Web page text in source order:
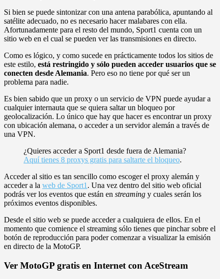
Si bien se puede sintonizar con una antena parabólica, apuntando al
satélite adecuado, no es necesario hacer malabares con ella.
Afortunadamente para el resto del mundo, Sport1 cuenta con un
sitio web en el cual se pueden ver las transmisiones en directo.
Como es lógico, y como sucede en prácticamente todos los sitios de
este estilo, está restringido y sólo pueden acceder usuarios que se
conecten desde Alemania. Pero eso no tiene por qué ser un
problema para nadie.
Es bien sabido que un proxy o un servicio de VPN puede ayudar a
cualquier internauta que se quiera saltar un bloqueo por
geolocalización. Lo único que hay que hacer es encontrar un proxy
con ubicación alemana, o acceder a un servidor alemán a través de
una VPN.
¿Quieres acceder a Sport1 desde fuera de Alemania?
Aquí tienes 8 proxys gratis para saltarte el bloqueo.
Acceder al sitio es tan sencillo como escoger el proxy alemán y
acceder a la web de Sport1 . Una vez dentro del sitio web oficial
podrás ver los eventos que están en streaming y cuales serán los
próximos eventos disponibles.
Desde el sitio web se puede acceder a cualquiera de ellos. En el
momento que comience el streaming sólo tienes que pinchar sobre el
botón de reproducción para poder comenzar a visualizar la emisión
en directo de la MotoGP.
Ver MotoGP gratis en Internet con AceStream